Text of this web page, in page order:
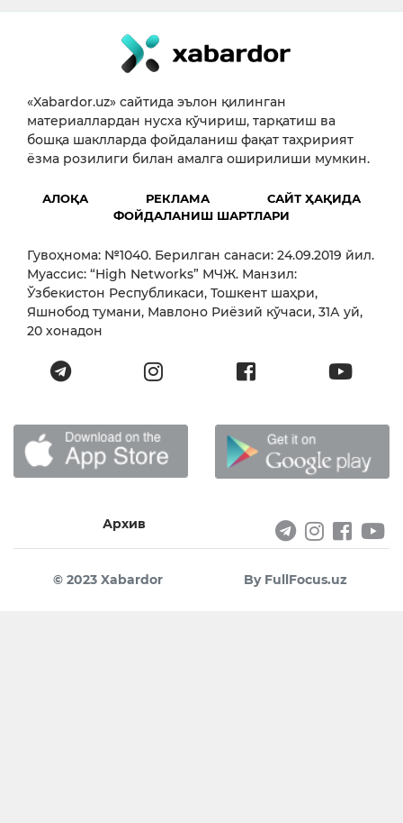
«Xabardor.uz» сайтида эълон қилинган
материаллардан нусха кўчириш, тарқатиш ва
бошқа шаклларда фойдаланиш фақат таҳририят
ёзма розилиги билан амалга оширилиши мумкин.
АЛОҚА РЕКЛАМА
САЙТ ҲАҚИДА
ФОЙДАЛАНИШ ШАРТЛАРИ
Гувоҳнома: №1040. Берилган санаси: 24.09.2019 йил.
Муассис: “High Networks” МЧЖ. Манзил:
Ўзбекистон Республикаси, Тошкент шаҳри,
Яшнобод тумани, Мавлоно Риёзий кўчаси, 31А уй,
20 хонадон
Архив
© 2023 Xabardor By FullFocus.uz